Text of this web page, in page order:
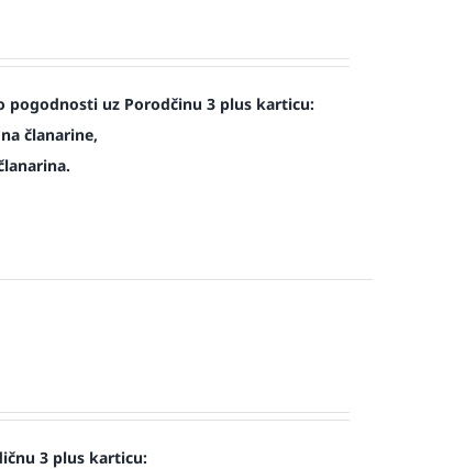
uz Porodčinu 3 plus karticu:
članarine,
3 plus karticu: